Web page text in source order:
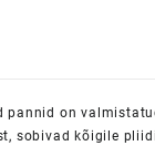
pannid on
sobivad kõigile